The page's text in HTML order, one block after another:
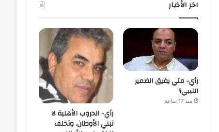
اخر الأخبار
رأي- متي يفيق الضمير
الليبي؟
منذ 17 ساعة
رأي- الحروب الأهلية لا
تبني الأوطان. وتخلف